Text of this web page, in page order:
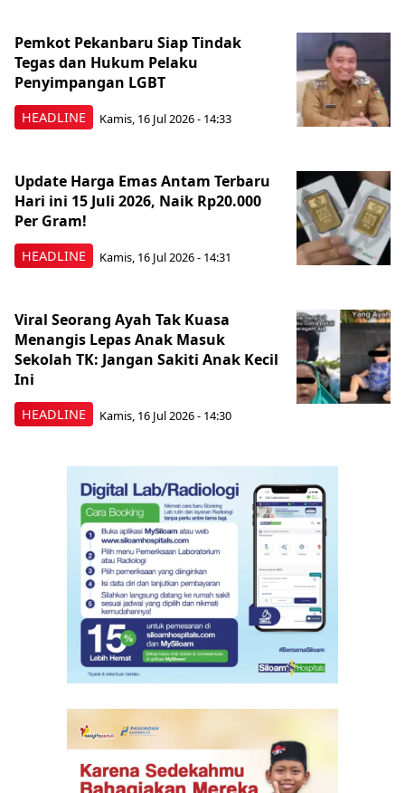
HEADLINE
Pemkot Pekanbaru Siap Tindak
Tegas dan Hukum Pelaku
Penyimpangan LGBT
Kamis, 16 Jul 2026 - 14:33
HEADLINE
Update Harga Emas Antam Terbaru
Hari ini 15 Juli 2026, Naik Rp20.000
Per Gram!
Kamis, 16 Jul 2026 - 14:31
HEADLINE
Viral Seorang Ayah Tak Kuasa
Menangis Lepas Anak Masuk
Sekolah TK: Jangan Sakiti Anak Kecil
Ini
Kamis, 16 Jul 2026 - 14:30